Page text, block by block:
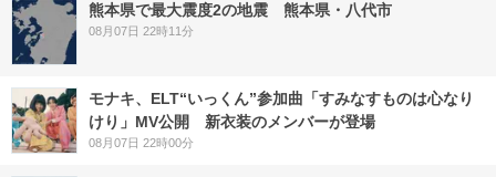
熊本県で最大震度2の地震 熊本県・八代市
08月07日 22時11分
モナキ、ELT“いっくん”参加曲「すみなすものは心なり
けり」MV公開 新衣装のメンバーが登場
08月07日 22時00分